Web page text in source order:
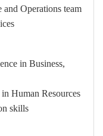
Operations team
in Business,
Human Resources
skills